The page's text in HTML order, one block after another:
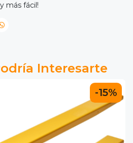
más fácil!
Interesarte
-15%